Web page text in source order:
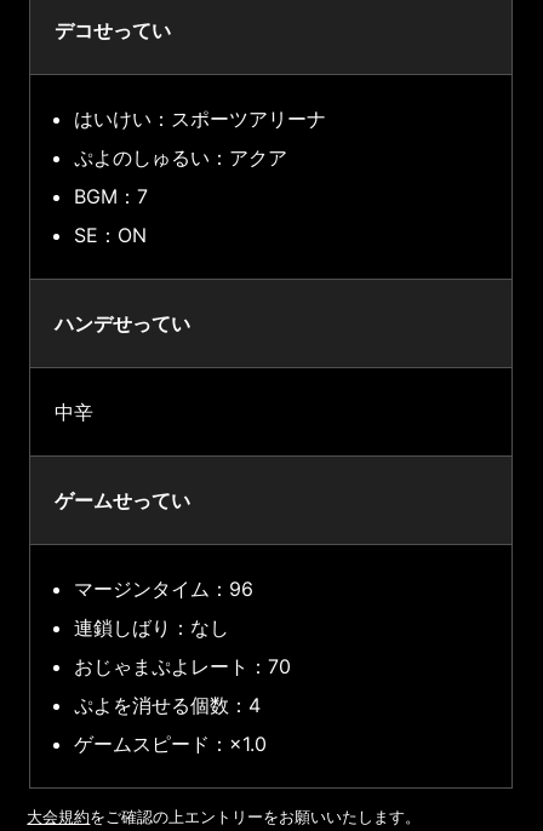
デコせってい
はいけい：スポーツアリーナ
ぷよのしゅるい：アクア
BGM：7
SE：ON
ハンデせってい
中辛
ゲームせってい
マージンタイム：96
連鎖しばり：なし
おじゃまぷよレート：70
ぷよを消せる個数：4
ゲームスピード：×1.0
大会規約をご確認の上エントリーをお願いいたします。